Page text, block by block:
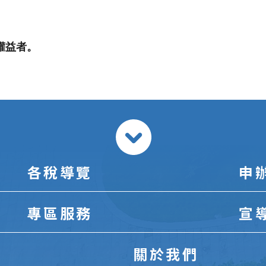
者。
各稅導覽 申
專區服務 宣
關於我們